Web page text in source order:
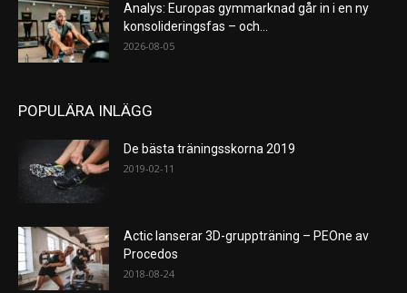
Analys: Europas gymmarknad går in i en ny
konsolideringsfas – och...
2026-08-05
POPULÄRA INLÄGG
De bästa träningsskorna 2019
2019-02-11
Actic lanserar 3D-gruppträning – PEOne av
Procedos
2018-08-24